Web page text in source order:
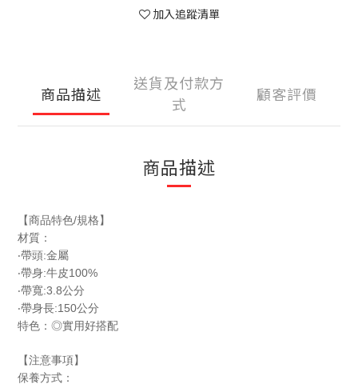
加入追蹤清單
商品描述
送貨及付款方
式
顧客評價
商品描述
【商品特色/規格】
材質：
‧帶頭:金屬
‧帶身:牛皮100%
‧帶寬:3.8公分
‧帶身長:150公分
特色： ◎實用好搭配
【注意事項】
保養方式：